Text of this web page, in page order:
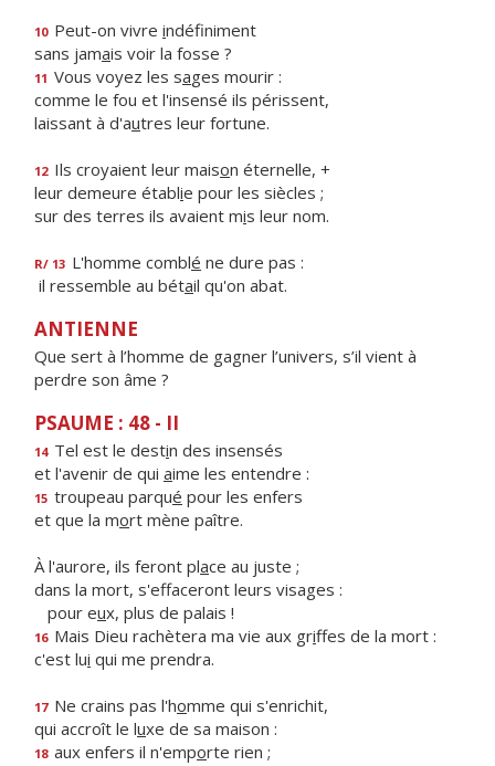
10 Peut-on vivre indéfiniment
sans jamais voir la fosse ?
11 Vous voyez les sages mourir :
comme le fou et l'insensé ils périssent,
laissant à d'autres leur fortune.
12 Ils croyaient leur maison éternelle, +
leur demeure établie pour les siècles ;
sur des terres ils avaient mis leur nom.
R/ 13 L'homme comblé ne dure pas :
il ressemble au bétail qu'on abat.
ANTIENNE
Que sert à l’homme de gagner l’univers, s’il vient à
perdre son âme ?
PSAUME : 48 - II
14 Tel est le destin des insensés
et l'avenir de qui aime les entendre :
15 troupeau parqué pour les enfers
et que la mort mène paître.
À l'aurore, ils feront place au juste ;
dans la mort, s'effaceront leurs visages :
pour eux, plus de palais !
16 Mais Dieu rachètera ma vie aux griffes de la mort :
c'est lui qui me prendra.
17 Ne crains pas l'homme qui s'enrichit,
qui accroît le luxe de sa maison :
18 aux enfers il n'emporte rien ;